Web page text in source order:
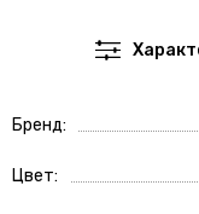
Бренд
Цвет